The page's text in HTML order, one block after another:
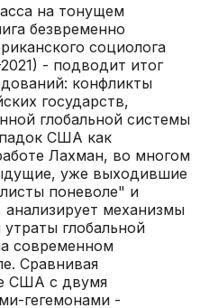
на тонущем
безвременно
социолога
- подводит итог
конфликты
государств,
глобальной системы
США как
Лахман, во многом
уже выходившие
поневоле" и
анализирует механизмы
глобальной
современном
Сравнивая
США с двумя
гегемонами -